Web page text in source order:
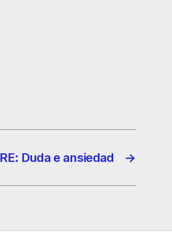
→
RE: Duda e ansiedad